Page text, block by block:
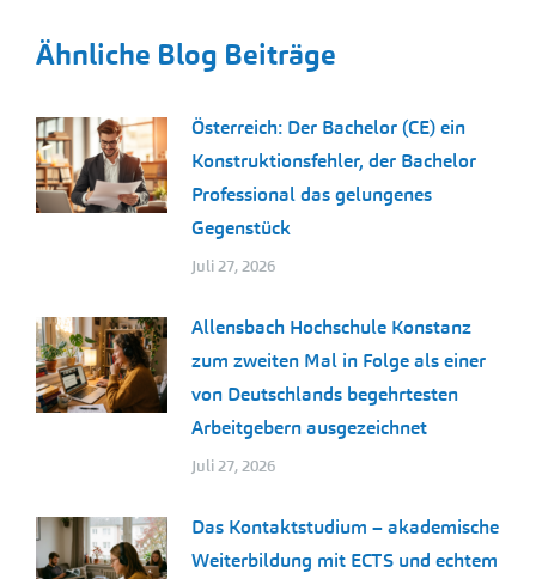
Ähnliche Blog Beiträge
Österreich: Der Bachelor (CE) ein
Konstruktionsfehler, der Bachelor
Professional das gelungenes
Gegenstück
Juli 27, 2026
Allensbach Hochschule Konstanz
zum zweiten Mal in Folge als einer
von Deutschlands begehrtesten
Arbeitgebern ausgezeichnet
Juli 27, 2026
Das Kontaktstudium – akademische
Weiterbildung mit ECTS und echtem